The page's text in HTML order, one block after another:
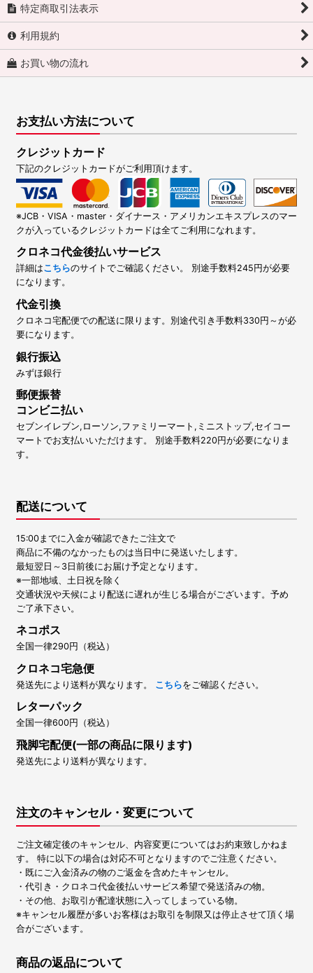
特定商取引法表示
利用規約
お買い物の流れ
お支払い方法について
クレジットカード
下記のクレジットカードがご利用頂けます。
※JCB・VISA・master・ダイナース・アメリカンエキスプレスのマー
クが入っているクレジットカードは全てご利用になれます。
クロネコ代金後払いサービス
詳細はこちらのサイトでご確認ください。 別途手数料245円が必要
になります。
代金引換
クロネコ宅配便での配送に限ります。別途代引き手数料330円～が必
要になります。
銀行振込
みずほ銀行
郵便振替
コンビニ払い
セブンイレブン,ローソン,ファミリーマート,ミニストップ,セイコー
マートでお支払いいただけます。 別途手数料220円が必要になりま
す。
配送について
15:00までに入金が確認できたご注文で
商品に不備のなかったものは当日中に発送いたします。
最短翌日～3日前後にお届け予定となります。
※一部地域、土日祝を除く
交通状況や天候により配送に遅れが生じる場合がございます。予め
ご了承下さい。
ネコポス
全国一律290円（税込）
クロネコ宅急便
発送先により送料が異なります。 こちらをご確認ください。
レターパック
全国一律600円（税込）
飛脚宅配便(一部の商品に限ります)
発送先により送料が異なります。
注文のキャンセル・変更について
ご注文確定後のキャンセル、内容変更についてはお約束致しかねま
す。 特に以下の場合は対応不可となりますのでご注意ください。
・既にご入金済みの物のご返金を含めたキャンセル。
・代引き・クロネコ代金後払いサービス希望で発送済みの物。
・その他、お取引が配達状態に入ってしまっている物。
※キャンセル履歴が多いお客様はお取引を制限又は停止させて頂く場
合がございます。
商品の返品について